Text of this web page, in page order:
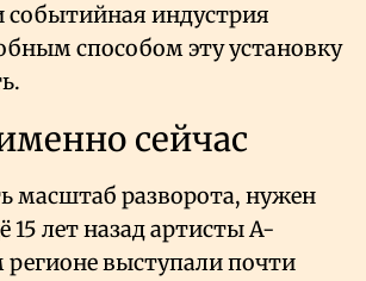
событийная индустрия
способом эту установку
сейчас
масштаб разворота, нужен
15 лет назад артисты А-
регионе выступали почти